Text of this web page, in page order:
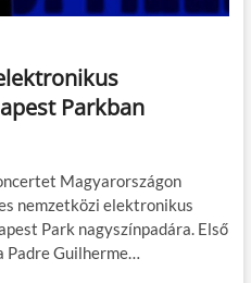
Parkban
Magyarországon
nemzetközi elektronikus
Park nagyszínpadára. Első
Padre Guilherme…